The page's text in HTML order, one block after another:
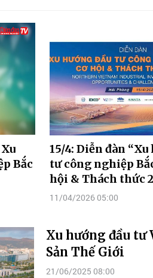
Bắc
15/4: Diễn đàn
tư công nghiệp
hội & Thách thức
11/04/2026 05:00
Xu hướng đầu tư
Sản Thế Giới
21/06/2025 08:00